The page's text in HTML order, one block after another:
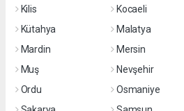
Kilis
Kocaeli
Kütahya
Malatya
Mardin
Mersin
Muş
Nevşehir
Ordu
Osmaniye